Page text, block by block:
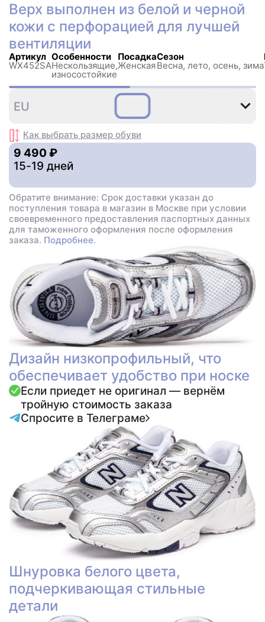
Верх выполнен из белой и черной
кожи с перфорацией для лучшей
вентиляции
Артикул
WX452SA
Особенности
Нескользящиe,
износостойкие
Посадка
Женская
Сезон
Весна, лето, осень, зима
39
EU
Как выбрать размер обуви
9 490 ₽
15-19 дней
Обратите внимание: Срок доставки указан до
поступления товара в магазин в Москве при условии
своевременного предоставления паспортных данных
для таможенного оформления после оформления
заказа. Подробнее.
Дизайн низкопрофильный, что
обеспечивает удобство при носке
Если приедет не оригинал — вернём
тройную стоимость заказа
Спросите в Телеграме
Шнуровка белого цвета,
подчеркивающая стильные
детали